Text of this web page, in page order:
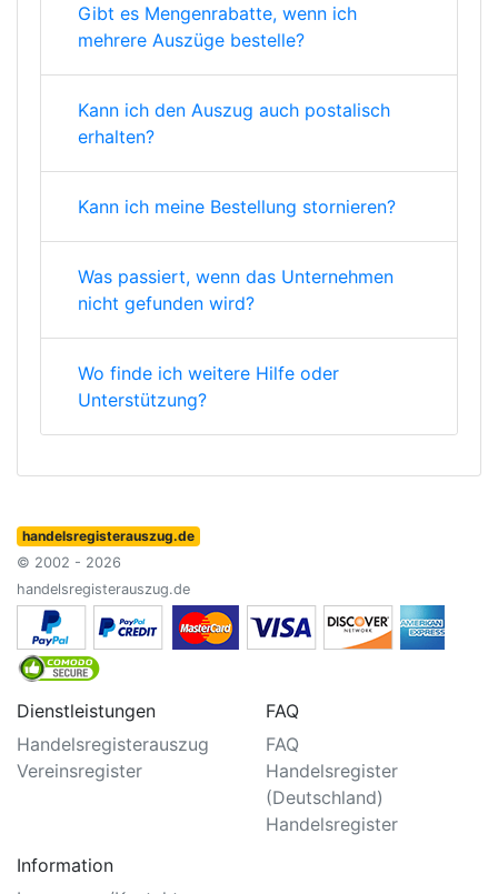
Gibt es Mengenrabatte, wenn ich
mehrere Auszüge bestelle?
Kann ich den Auszug auch postalisch
erhalten?
Kann ich meine Bestellung stornieren?
Was passiert, wenn das Unternehmen
nicht gefunden wird?
Wo finde ich weitere Hilfe oder
Unterstützung?
handelsregisterauszug.de
© 2002 - 2026
handelsregisterauszug.de
Dienstleistungen
Handelsregisterauszug
Vereinsregister
FAQ
FAQ
Handelsregister
(Deutschland)
Handelsregister
Information